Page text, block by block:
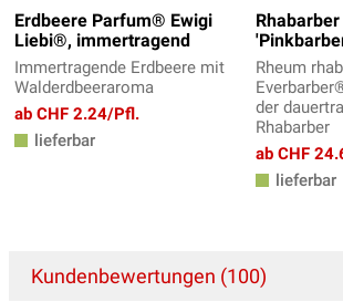
Erdbeere Parfum® Ewigi
Liebi®, immertragend
Immertragende Erdbeere mit
Walderdbeeraroma
ab CHF 2.24/Pfl.
lieferbar
Rheum
der
Rhabarber
ab CHF
lieferbar
Kundenbewertungen (100)